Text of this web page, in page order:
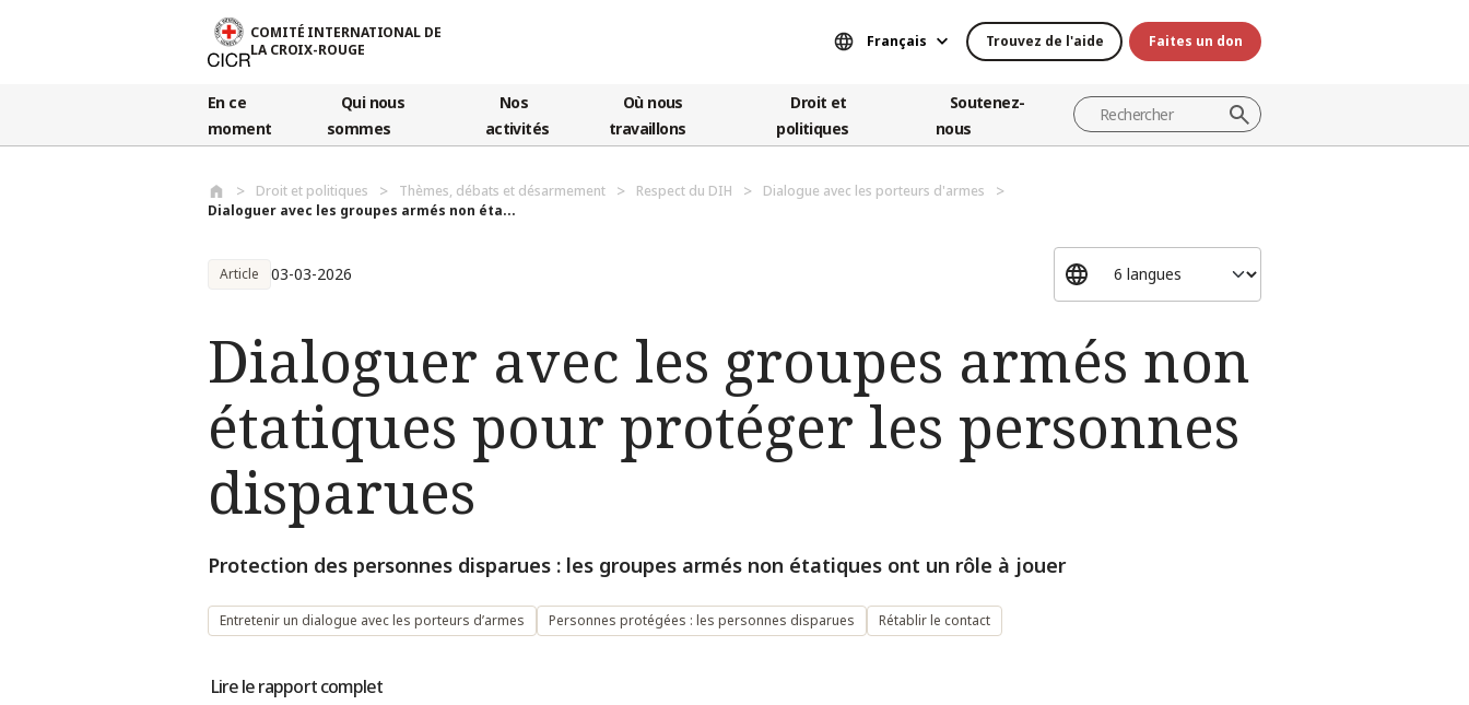
COMITÉ INTERNATIONAL DE
LA CROIX-ROUGE
Français Trouvez de l'aide Faites un don
En ce
moment
Qui nous
sommes
Nos
activités
Où nous
travaillons
Droit et
politiques
Soutenez-
nous
Droit et politiques Thèmes, débats et désarmement Respect du DIH
Dialogue avec les porteurs d'armes
Dialoguer avec les groupes armés non éta...
Article 03-03-2026
Dialoguer avec les groupes armés non
étatiques pour protéger les personnes
disparues
Protection des personnes disparues : les groupes armés non étatiques ont un rôle à jouer
Entretenir un dialogue avec les porteurs d’armes Personnes protégées : les personnes disparues Rétablir le contact
Lire le rapport complet